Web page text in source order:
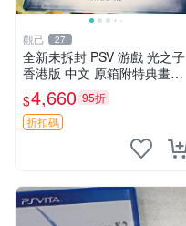
觀己 27
全新未拆封 PSV 游戲 光之子
香港版 中文 原箱附特典畫冊
輝耀上市嚴選商品 光之子 港
版 PSV 特典畫冊
$4,660 95折
折扣碼